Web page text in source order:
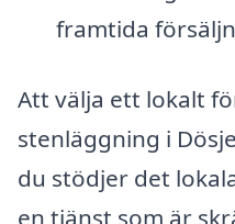
framtida
Att välja ett lokalt
stenläggning i
du stödjer det
en tjänst som är